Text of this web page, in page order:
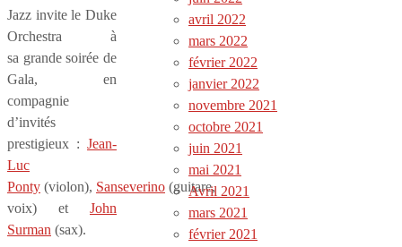
Jazz invite le Duke
Orchestra à
sa grande soirée de
Gala, en
compagnie
d’invités
prestigieux : Jean-
Luc
Ponty (violon), Sanseverino (guitare,
voix) et John
Surman (sax).
avril 2022
mars 2022
février 2022
janvier 2022
novembre 2021
octobre 2021
juin 2021
mai 2021
Avril 2021
mars 2021
février 2021